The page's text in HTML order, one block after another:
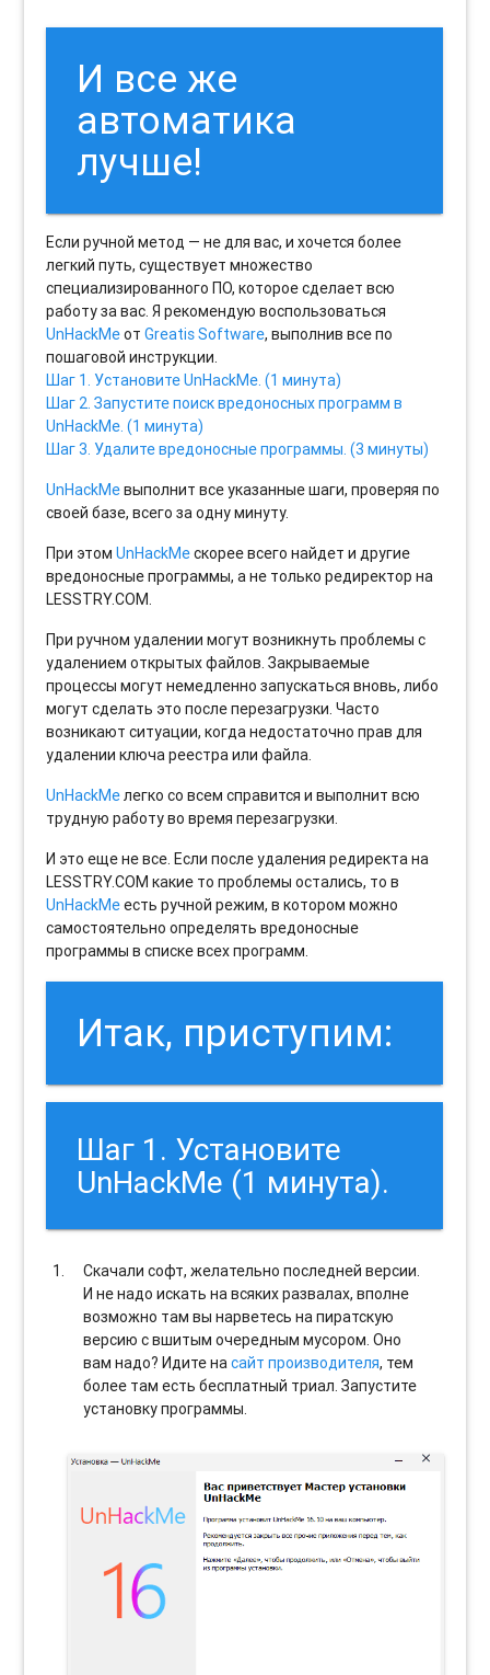
И все же
автоматика
лучше!
Если ручной метод — не для вас, и хочется более
легкий путь, существует множество
специализированного ПО, которое сделает всю
работу за вас. Я рекомендую воспользоваться
UnHackMeотGreatis Software, выполнив все по
пошаговой инструкции.
Шаг 1. Установите UnHackMe. (1 минута)
Шаг 2. Запустите поиск вредоносных программ в
UnHackMe. (1 минута)
Шаг 3. Удалите вредоносные программы. (3 минуты)
UnHackMeвыполнит все указанные шаги, проверяя по
своей базе, всего за одну минуту.
При этомUnHackMeскорее всего найдет и другие
вредоносные программы, а не только редиректор на
LESSTRY.COM.
При ручном удалении могут возникнуть проблемы с
удалением открытых файлов. Закрываемые
процессы могут немедленно запускаться вновь, либо
могут сделать это после перезагрузки. Часто
возникают ситуации, когда недостаточно прав для
удалении ключа реестра или файла.
UnHackMeлегко со всем справится и выполнит всю
трудную работу во время перезагрузки.
И это еще не все. Если после удаления редиректа на
LESSTRY.COM какие то проблемы остались, то в
UnHackMeесть ручной режим, в котором можно
самостоятельно определять вредоносные
программы в списке всех программ.
Итак, приступим:
Шаг 1. Установите
UnHackMe (1 минута).
Скачали софт, желательно последней версии.
И не надо искать на всяких развалах, вполне
возможно там вы нарветесь на пиратскую
версию с вшитым очередным мусором. Оно
вам надо? Идите насайт производителя, тем
более там есть бесплатный триал. Запустите
установку программы.